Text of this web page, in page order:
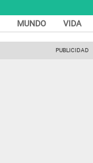
MUNDO VIDA